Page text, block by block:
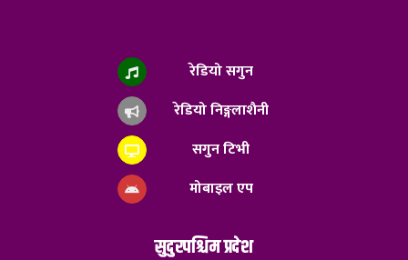
रेडियो सगुन
रेडियो निङ्गलाशैनी
सगुन टिभी
मोबाइल एप
सुदुरपश्चिम प्रदेश